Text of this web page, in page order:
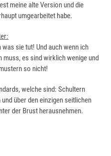
meine alte Version und die
umgearbeitet habe.
sie tut! Und auch wenn ich
muss, es sind wirklich wenige und
so nicht!
welche sind: Schultern
über den einzigen seitlichen
der Brust herausnehmen.